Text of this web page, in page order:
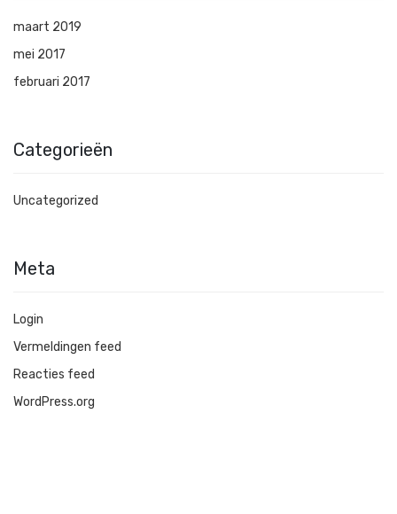
maart 2019
mei 2017
februari 2017
Categorieën
Uncategorized
Meta
Login
Vermeldingen feed
Reacties feed
WordPress.org